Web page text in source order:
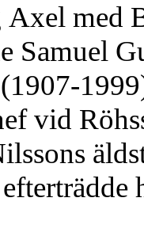
Axel med
Samuel
vid